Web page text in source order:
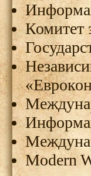
Комитет
Modern